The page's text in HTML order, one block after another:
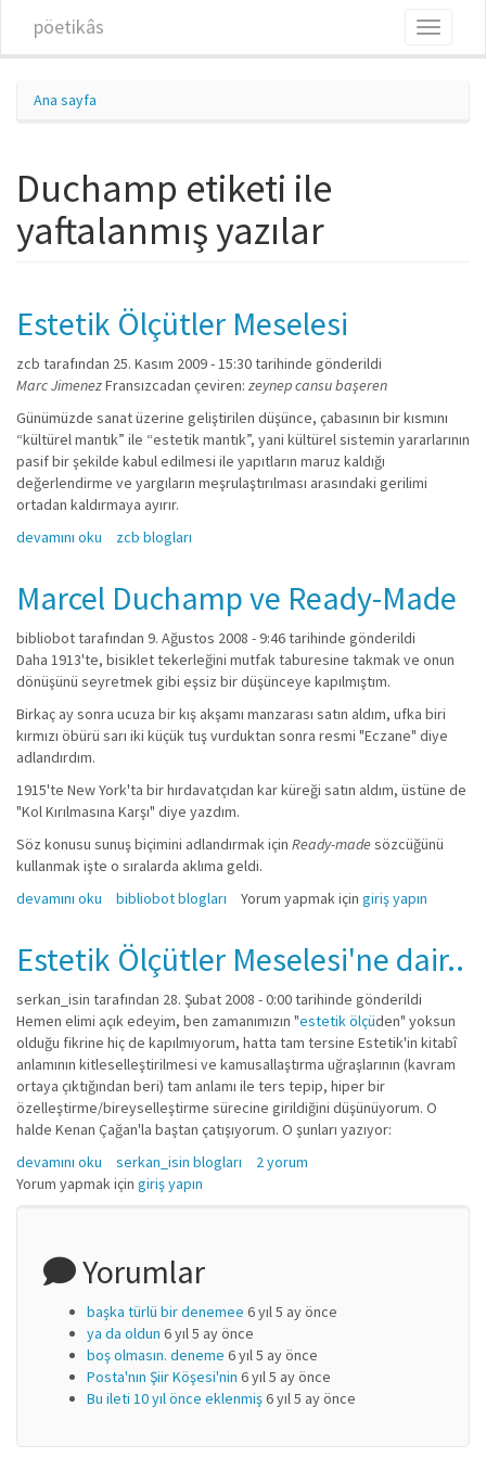
pöetikâs
Toggle
Ana sayfa
Duchamp etiketi ile
yaftalanmış yazılar
Estetik Ölçütler Meselesi
zcb tarafından 25. Kasım 2009 - 15:30 tarihinde gönderildi
Marc JimenezFransızcadan çeviren: zeynep cansu başeren
Günümüzde sanat üzerine geliştirilen düşünce, çabasının bir kısmını
“kültürel mantık” ile “estetik mantık”, yani kültürel sistemin yararlarının
pasif bir şekilde kabul edilmesi ile yapıtların maruz kaldığı
değerlendirme ve yargıların meşrulaştırılması arasındaki gerilimi
ortadan kaldırmaya ayırır.
Estetik Ölçütler Meselesi hakkında
devamını oku zcb blogları
Marcel Duchamp ve Ready-Made
bibliobottarafından 9. Ağustos 2008 - 9:46 tarihinde gönderildi
Daha 1913'te, bisiklet tekerleğini mutfak taburesine takmak ve onun
dönüşünü seyretmek gibi eşsiz bir düşünceye kapılmıştım.
Birkaç ay sonra ucuza bir kış akşamı manzarası satın aldım, ufka biri
kırmızı öbürü sarı iki küçük tuş vurduktan sonra resmi "Eczane" diye
adlandırdım.
1915'te New York'ta bir hırdavatçıdan kar küreği satın aldım, üstüne de
"Kol Kırılmasına Karşı" diye yazdım.
Söz konusu sunuş biçimini adlandırmak için Ready-madesözcüğünü
kullanmak işte o sıralarda aklıma geldi.
Marcel Duchamp ve Ready-Made hakkında
devamını oku bibliobot blogları Yorum yapmak için giriş yapın
Estetik Ölçütler Meselesi'ne dair..
serkan_isin tarafından 28. Şubat 2008 - 0:00 tarihinde gönderildi
Hemen elimi açık edeyim, ben zamanımızın "estetik ölçüden" yoksun
olduğu fikrine hiç de kapılmıyorum, hatta tam tersine Estetik'in kitabî
anlamının kitleselleştirilmesi ve kamusallaştırma uğraşlarının (kavram
ortaya çıktığından beri) tam anlamı ile ters tepip, hiper bir
özelleştirme/bireyselleştirme sürecine girildiğini düşünüyorum. O
halde Kenan Çağan'la baştan çatışıyorum. O şunları yazıyor:
Estetik Ölçütler Meselesi'ne dair.. hakkında
devamını oku serkan_isin blogları
2 yorum
Yorum yapmak için giriş yapın
Yorumlar
başka türlü bir denemee 6 yıl 5 ay önce
ya da oldun 6 yıl 5 ay önce
boş olmasın. deneme 6 yıl 5 ay önce
Posta'nın Şiir Köşesi'nin 6 yıl 5 ay önce
Bu ileti 10 yıl önce eklenmiş6 yıl 5 ay önce